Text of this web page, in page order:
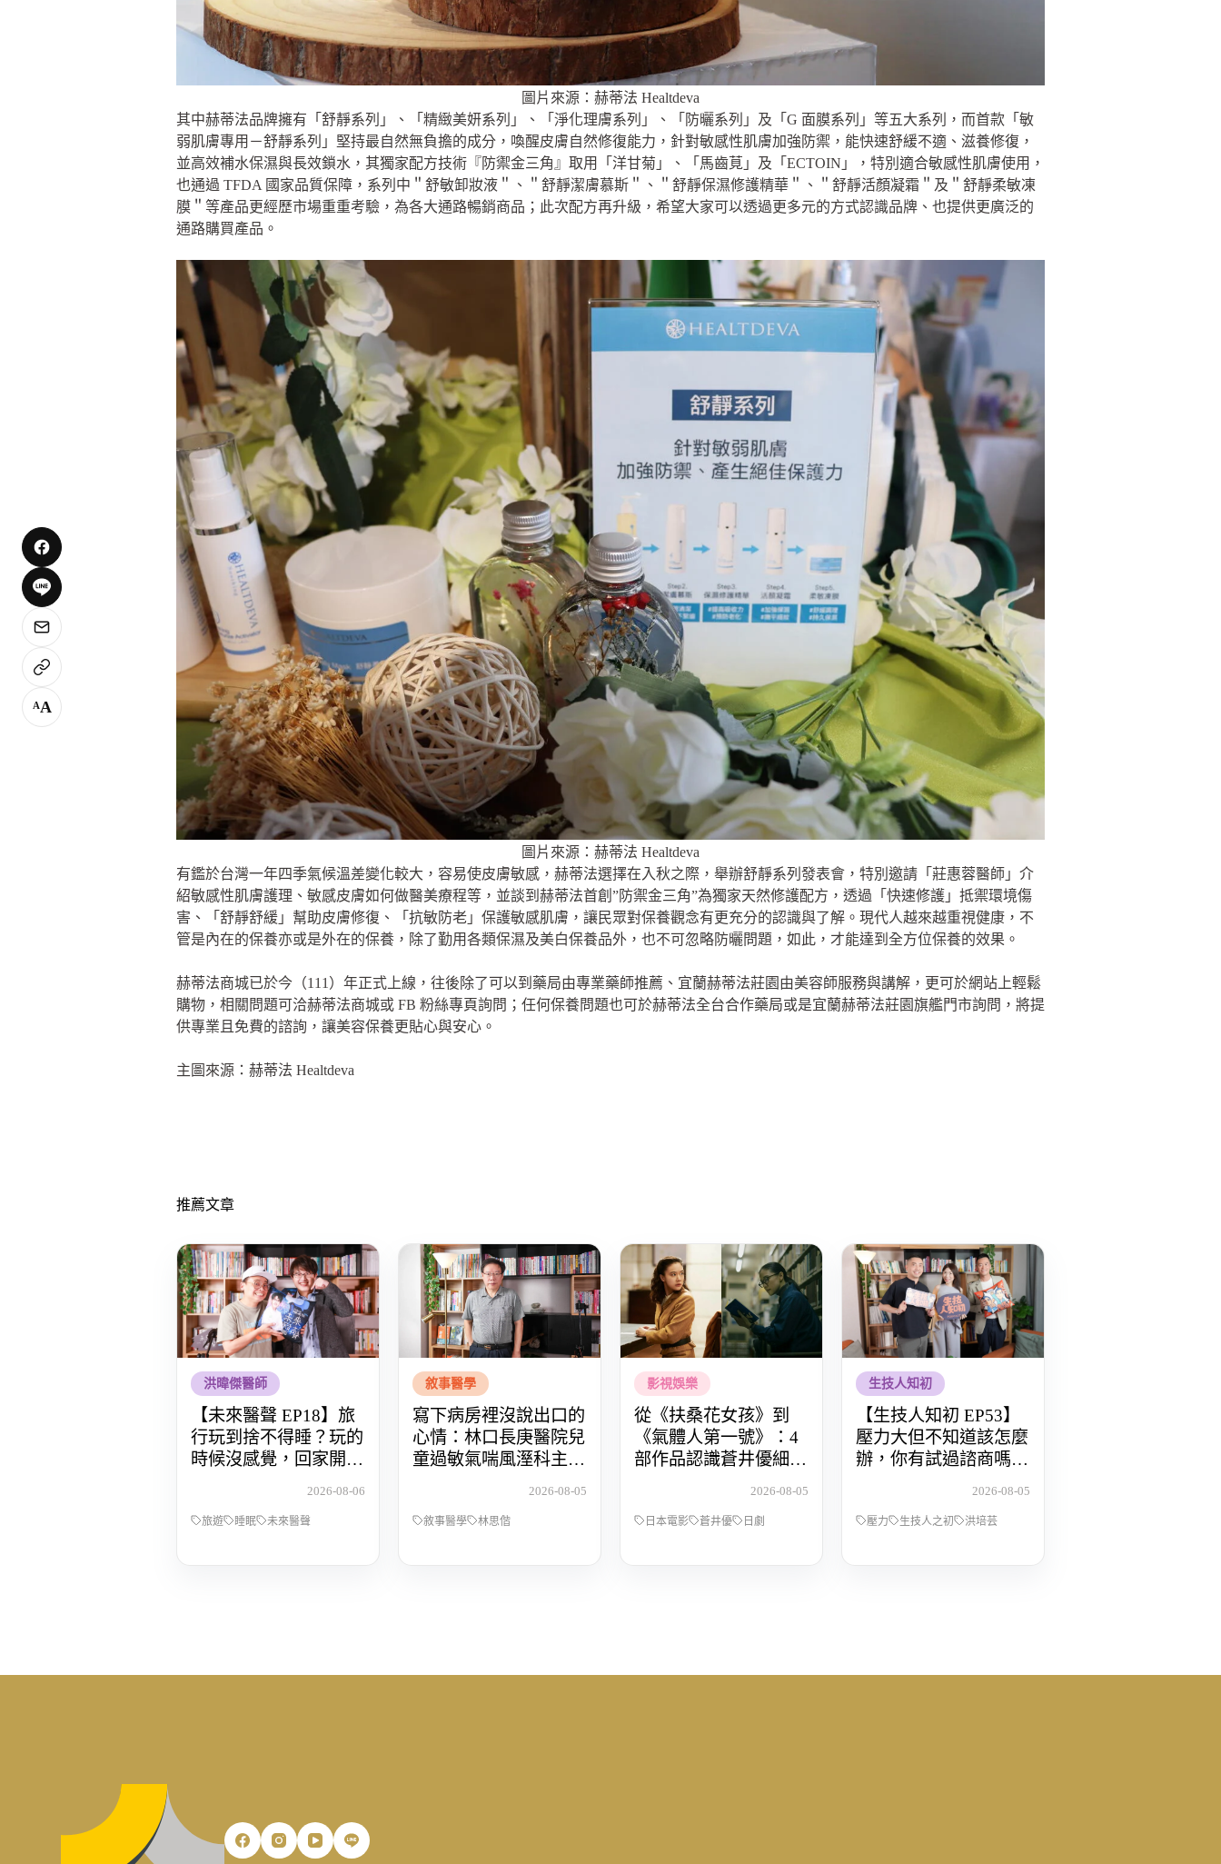
圖片來源：赫蒂法 Healtdeva
其中赫蒂法品牌擁有「舒靜系列」、「精緻美妍系列」、「淨化理膚系列」、「防曬系列」及「G 面膜系列」等五大系列，而首款「敏
弱肌膚專用－舒靜系列」堅持最自然無負擔的成分，喚醒皮膚自然修復能力，針對敏感性肌膚加強防禦，能快速舒緩不適、滋養修復，
並高效補水保濕與長效鎖水，其獨家配方技術『防禦金三角』取用「洋甘菊」、「馬齒莧」及「ECTOIN」，特別適合敏感性肌膚使用，
也通過 TFDA 國家品質保障，系列中＂舒敏卸妝液＂、＂舒靜潔膚慕斯＂、＂舒靜保濕修護精華＂、＂舒靜活顏凝霜＂及＂舒靜柔敏凍
膜＂等產品更經歷市場重重考驗，為各大通路暢銷商品；此次配方再升級，希望大家可以透過更多元的方式認識品牌、也提供更廣泛的
通路購買產品。
圖片來源：赫蒂法 Healtdeva
有鑑於台灣一年四季氣候溫差變化較大，容易使皮膚敏感，赫蒂法選擇在入秋之際，舉辦舒靜系列發表會，特別邀請「莊惠蓉醫師」介
紹敏感性肌膚護理、敏感皮膚如何做醫美療程等，並談到赫蒂法首創”防禦金三角”為獨家天然修護配方，透過「快速修護」抵禦環境傷
害、「舒靜舒緩」幫助皮膚修復、「抗敏防老」保護敏感肌膚，讓民眾對保養觀念有更充分的認識與了解。現代人越來越重視健康，不
管是內在的保養亦或是外在的保養，除了勤用各類保濕及美白保養品外，也不可忽略防曬問題，如此，才能達到全方位保養的效果。
赫蒂法商城已於今（111）年正式上線，往後除了可以到藥局由專業藥師推薦、宜蘭赫蒂法莊園由美容師服務與講解，更可於網站上輕鬆
購物，相關問題可洽赫蒂法商城或 FB 粉絲專頁詢問；任何保養問題也可於赫蒂法全台合作藥局或是宜蘭赫蒂法莊園旗艦門市詢問，將提
供專業且免費的諮詢，讓美容保養更貼心與安心。
主圖來源：赫蒂法 Healtdeva
推薦文章
洪暐傑醫師
【未來醫聲 EP18】旅
行玩到捨不得睡？玩的
時候沒感覺，回家開始
2026-08-06
旅遊 睡眠 未來醫聲
敘事醫學
寫下病房裡沒說出口的
心情：林口長庚醫院兒
童過敏氣喘風溼科主治
2026-08-05
敘事醫學 林思偕
影視娛樂
從《扶桑花女孩》到
《氣體人第一號》：4
部作品認識蒼井優細膩
2026-08-05
日本電影 蒼井優 日劇
生技人知初
【生技人知初 EP53】
壓力大但不知道該怎麼
辦，你有試過諮商嗎？
2026-08-05
壓力 生技人之初 洪培芸
AA